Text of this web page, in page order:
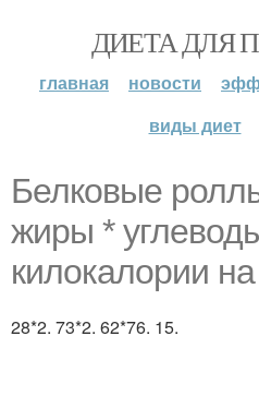
ДИЕТА ДЛЯ
главная новости
виды диет
Белковые
жиры *
килокалории
28*2. 73*2. 62*76. 15.